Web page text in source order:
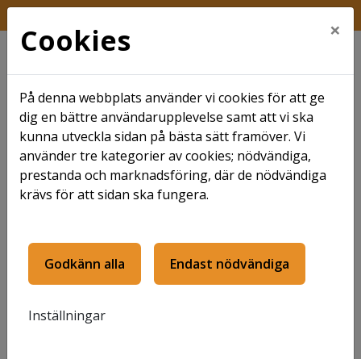
Hem Webbplatsinformation
Webbplatsinformati
on
Om webbplatsen
Cookies ×
På denna webbplats använder vi cookies för att ge
dig en bättre användarupplevelse samt att vi ska
kunna utveckla sidan på bästa sätt framöver. Vi
använder tre kategorier av cookies; nödvändiga,
prestanda och marknadsföring, där de nödvändiga
krävs för att sidan ska fungera.
Godkänn alla Endast nödvändiga
Inställningar